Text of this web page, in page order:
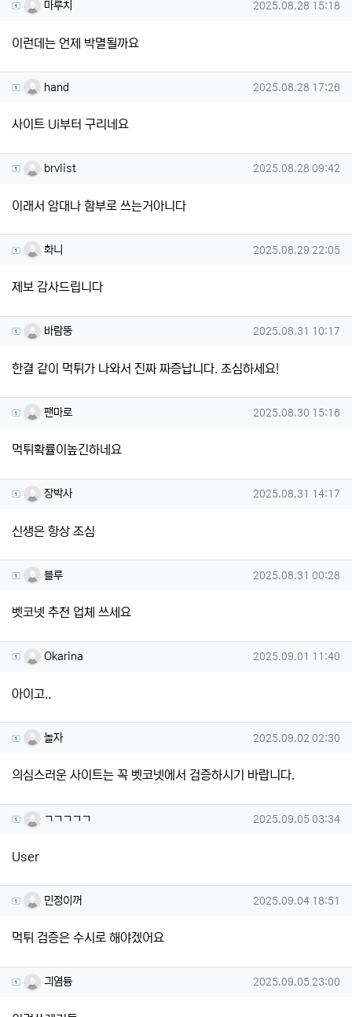
마루치 작성일
2025.08.28 15:18
이런데는 언제 박멸될까요
hand님의 댓글
hand 작성일
2025.08.28 17:26
사이트 Ui부터 구리네요
brvlist님의 댓글
brvlist 작성일
2025.08.28 09:42
이래서 암대나 함부로 쓰는거아니다
화니님의 댓글
화니 작성일
2025.08.29 22:05
제보 감사드립니다
바람뚱님의 댓글
바람뚱 작성일
2025.08.31 10:17
한결 같이 먹튀가 나와서 진짜 짜증납니다. 조심하세요!
팬마로님의 댓글
팬마로 작성일
2025.08.30 15:16
먹튀확률이높긴하네요
장박사님의 댓글
장박사 작성일
2025.08.31 14:17
신생은 항상 조심
블루님의 댓글
블루 작성일
2025.08.31 00:28
벳코넷 추천 업체 쓰세요
Okarina님의 댓글
Okarina 작성일
2025.09.01 11:40
아이고..
놀자님의 댓글
놀자 작성일
2025.09.02 02:30
의심스러운 사이트는 꼭 벳코넷에서 검증하시기 바랍니다.
ㄱㄱㄱㄱㄱ님의 댓글
ㄱㄱㄱㄱㄱ 작성일
2025.09.05 03:34
User
민정이꺼님의 댓글
민정이꺼 작성일
2025.09.04 18:51
먹튀 검증은 수시로 해야겠어요
긔염듕님의 댓글
긔염듕 작성일
2025.09.05 23:00